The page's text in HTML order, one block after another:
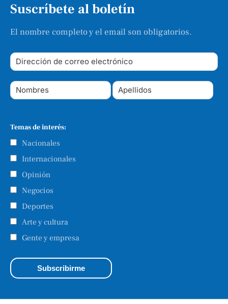
Suscríbete al boletín
El nombre completo y el email son obligatorios.
Temas de interés:
Nacionales
Internacionales
Opinión
Negocios
Deportes
Arte y cultura
Gente y empresa